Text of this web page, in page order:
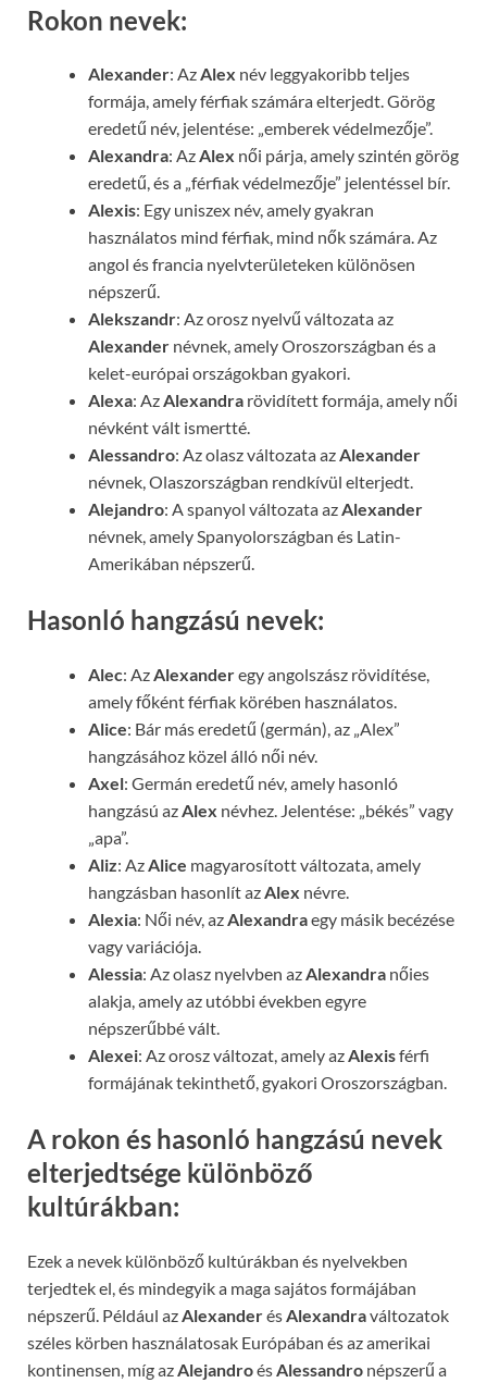
Rokon nevek:
Alexander: AzAlex név leggyakoribb teljes
formája, amely férfiak számára elterjedt. Görög
eredetű név, jelentése: „emberek védelmezője”.
Alexandra: AzAlex női párja, amely szintén görög
eredetű, és a „férfiak védelmezője” jelentéssel bír.
Alexis: Egy uniszex név, amely gyakran
használatos mind férfiak, mind nők számára. Az
angol és francia nyelvterületeken különösen
népszerű.
Alekszandr: Az orosz nyelvű változata az
Alexander névnek, amely Oroszországban és a
kelet-európai országokban gyakori.
Alexa: AzAlexandra rövidített formája, amely női
névként vált ismertté.
Alessandro: Az olasz változata azAlexander
névnek, Olaszországban rendkívül elterjedt.
Alejandro: A spanyol változata azAlexander
névnek, amely Spanyolországban és Latin-
Amerikában népszerű.
Hasonló hangzású nevek:
Alec: AzAlexanderegy angolszász rövidítése,
amely főként férfiak körében használatos.
Alice: Bár más eredetű (germán), az „Alex”
hangzásához közel álló női név.
Axel: Germán eredetű név, amely hasonló
hangzású azAlex névhez. Jelentése: „békés” vagy
„apa”.
Aliz: AzAlice magyarosított változata, amely
hangzásban hasonlít azAlex névre.
Alexia: Női név, azAlexandraegy másik becézése
vagy variációja.
Alessia: Az olasz nyelvben azAlexandra nőies
alakja, amely az utóbbi években egyre
népszerűbbé vált.
Alexei: Az orosz változat, amely azAlexisférfi
formájának tekinthető, gyakori Oroszországban.
A rokon és hasonló hangzású nevek
elterjedtsége különböző
kultúrákban:
Ezek a nevek különböző kultúrákban és nyelvekben
terjedtek el, és mindegyik a maga sajátos formájában
népszerű. Például az Alexanderés Alexandraváltozatok
széles körben használatosak Európában és az amerikai
kontinensen, míg az Alejandroés Alessandro népszerű a